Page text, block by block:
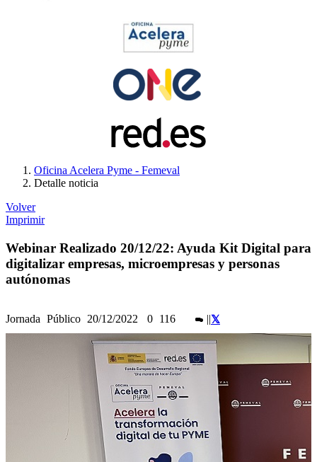
Oficina Acelera Pyme - Femeval
Detalle noticia
Volver
Imprimir
Webinar Realizado 20/12/22: Ayuda Kit Digital para
digitalizar empresas, microempresas y personas
autónomas
Jornada Público 20/12/2022 0 116 ||